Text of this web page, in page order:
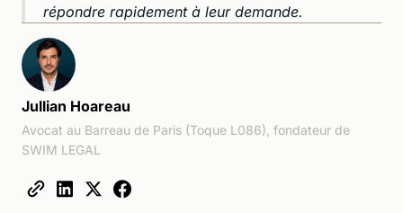
répondre rapidement à leur demande.
Jullian Hoareau
Avocat au Barreau de Paris (Toque L086), fondateur de
SWIM LEGAL